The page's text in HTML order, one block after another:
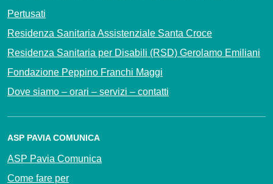
Pertusati
Residenza Sanitaria Assistenziale Santa Croce
Residenza Sanitaria per Disabili (RSD) Gerolamo Emiliani
Fondazione Peppino Franchi Maggi
Dove siamo – orari – servizi – contatti
ASP PAVIA COMUNICA
ASP Pavia Comunica
Come fare per